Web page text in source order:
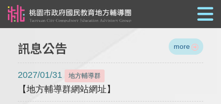
訊息公告 more
2027/01/31 地方輔導群
【地方輔導群網站網址】